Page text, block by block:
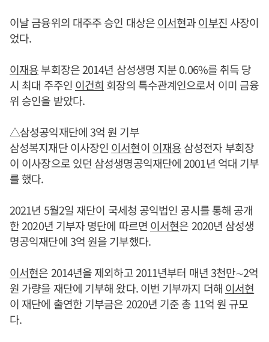
이날 금융위의 대주주 승인 대상은이서현과이부진 사장이
었다.
이재용부회장은 2014년 삼성생명 지분 0.06%를 취득 당
시 최대 주주인 이건희 회장의 특수관계인으로서 이미 금융
위 승인을 받았다.
△삼성공익재단에 3억 원 기부
삼성복지재단 이사장인 이서현이 이재용삼성전자 부회장
이 이사장으로 있던 삼성생명공익재단에 2001년 억대 기부
를 했다.
2021년 5월2일 재단이 국세청 공익법인 공시를 통해 공개
한 2020년 기부자 명단에 따르면 이서현은 2020년 삼성생
명공익재단에 3억 원을 기부했다.
이서현은 2014년을 제외하고 2011년부터 매년 3천만∼2억
원 가량을 재단에 기부해 왔다. 이번 기부까지 더해 이서현
이 재단에 출연한 기부금은 2020년 기준 총 11억 원 규모
다.